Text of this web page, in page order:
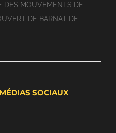
DES MOUVEMENTS DE
DE BARNAT DE
SOCIAUX